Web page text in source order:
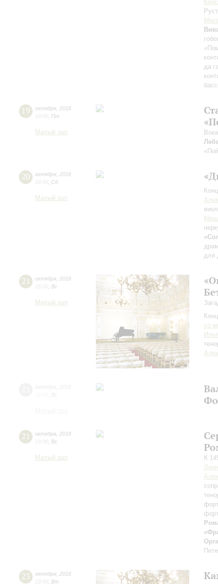
да
19 октября 2018
19:00 Пт
Малый зал
20 октября 2018
19:00 Сб
Малый зал
для
21 октября 2018
15:00 Вс
Малый зал
со
21 октября 2018
19:00 Вс
Малый зал
К
23 октября 2018
19:00 Вт